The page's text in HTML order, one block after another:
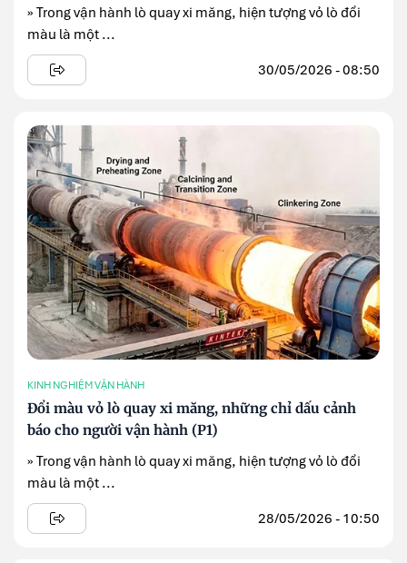
» Trong vận hành lò quay xi măng, hiện tượng vỏ lò đổi
màu là một ...
30/05/2026 - 08:50
KINH NGHIỆM VẬN HÀNH
Đổi màu vỏ lò quay xi măng, những chỉ dấu cảnh
báo cho người vận hành (P1)
» Trong vận hành lò quay xi măng, hiện tượng vỏ lò đổi
màu là một ...
28/05/2026 - 10:50